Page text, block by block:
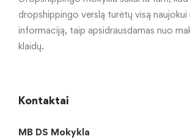
dropshippingo verslą turėtų visą naujokui
informaciją, taip apsidrausdamas nuo
klaidų.
Kontaktai
MB DS Mokykla